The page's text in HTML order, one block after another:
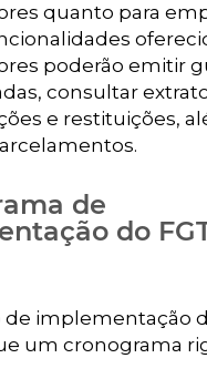
quanto para
poderão emitir
consultar
e restituições,
de
do
de implementação
um cronograma